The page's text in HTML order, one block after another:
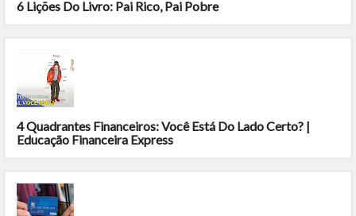
6 Lições Do Livro: Pai Rico, Pai Pobre
4 Quadrantes Financeiros: Você Está Do Lado Certo? |
Educação Financeira Express